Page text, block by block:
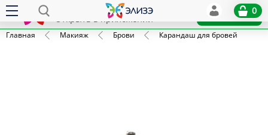
x
Открыть в приложении
Установить
0
Главная Макияж Брови Карандаш для бровей